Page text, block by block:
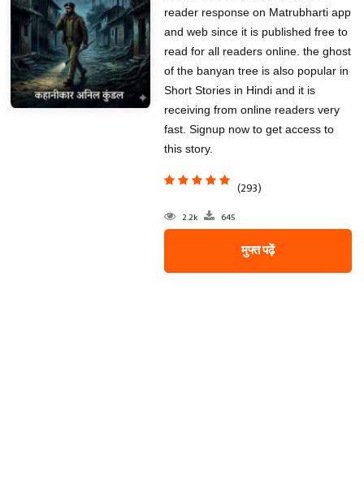
reader response on Matrubharti app
and web since it is published free to
read for all readers online. the ghost
of the banyan tree is also popular in
Short Stories in Hindi and it is
receiving from online readers very
fast. Signup now to get access to
this story.
(293)
2.2k 645
मुफ्त पढ़ें